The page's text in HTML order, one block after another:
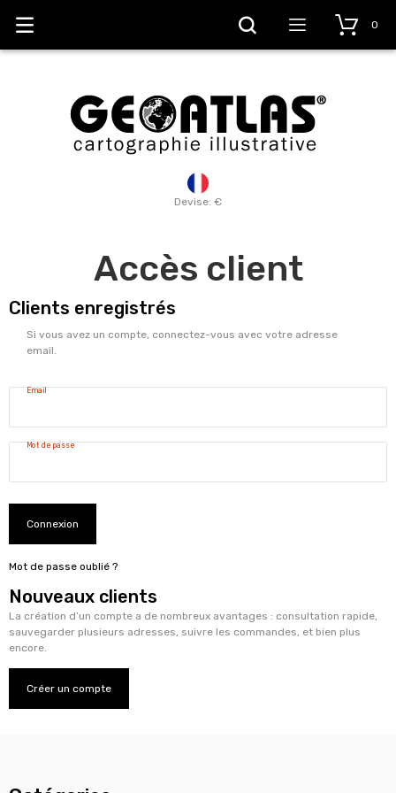
Devise: €
0
Accès client
Clients enregistrés
Si vous avez un compte, connectez-vous avec votre adresse
email.
Email
Mot de passe
Connexion
Mot de passe oublié ?
Nouveaux clients
La création d’un compte a de nombreux avantages : consultation rapide,
sauvegarder plusieurs adresses, suivre les commandes, et bien plus
encore.
Créer un compte